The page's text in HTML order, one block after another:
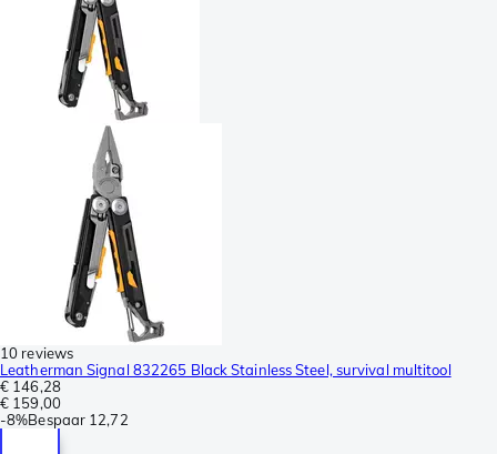
10 reviews
Leatherman Signal 832265 Black Stainless Steel, survival multitool
€ 146,28
€ 159,00
-8%Bespaar 12,72